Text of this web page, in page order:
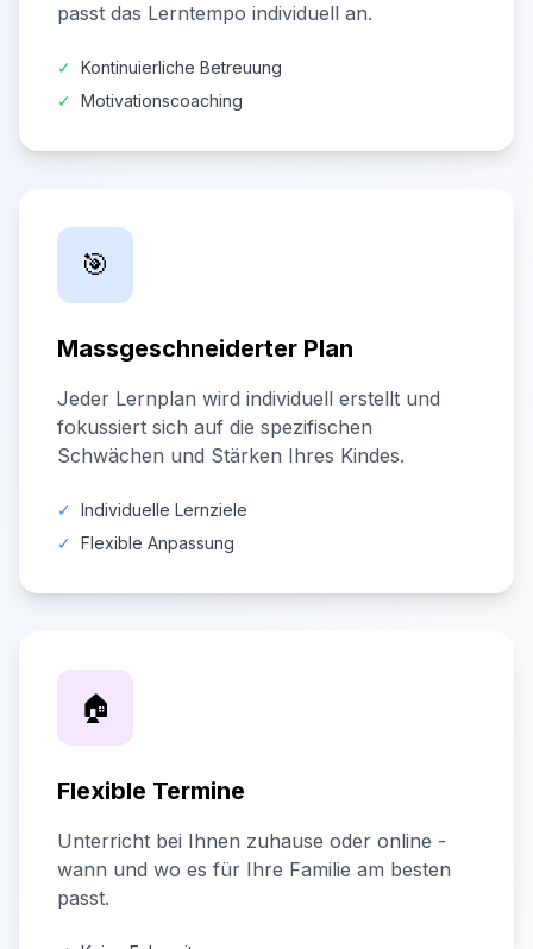
passt das Lerntempo individuell an.
✓ Kontinuierliche Betreuung
✓ Motivationscoaching
🎯
Massgeschneiderter Plan
Jeder Lernplan wird individuell erstellt und
fokussiert sich auf die spezifischen
Schwächen und Stärken Ihres Kindes.
✓ Individuelle Lernziele
✓ Flexible Anpassung
🏠
Flexible Termine
Unterricht bei Ihnen zuhause oder online -
wann und wo es für Ihre Familie am besten
passt.